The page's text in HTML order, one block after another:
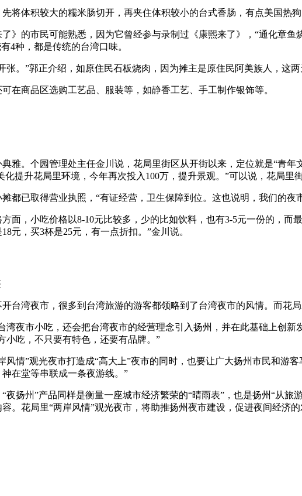
体积较大的糯米肠切开，再夹住体积较小的台式香肠，有点美国热狗
的市民可能熟悉，因为它曾经参与录制过《康熙来了》，“通化章鱼
4种，都是传统的台湾口味。
”郭正介绍，如原住民石板烧肉，因为摊主是原住民阿美族人，这两
商品区选购工艺品、服装等，如静香工艺、手工制作银饰等。
。个园管理处主任金川说，花局里街区从开街以来，定位就是“青年
化提升花局里环境，今年再次投入100万，提升景观。”可以说，花局里
已取得营业执照，“有证经营，卫生保障到位。这也说明，我们的夜
，小吃价格以8-10元比较多，少的比如饮料，也有3-5元一份的，而
元，买3杯是25元，有一点折扣。”金川说。
台湾夜市，很多到台湾旅游的游客都领略到了台湾夜市的风情。而花
市小吃，还会把台湾夜市的经营理念引入扬州，并在此基础上创新
小吃，不只要有特色，还要有品牌。”
”观光夜市打造成“高大上”夜市的同时，也要让广大扬州市民和游客
在堂等串联成一条夜游线。”
州”产品同样是衡量一座城市经济繁荣的“晴雨表”，也是扬州“从旅
。花局里“两岸风情”观光夜市，将助推扬州夜市建设，促进夜间经济的